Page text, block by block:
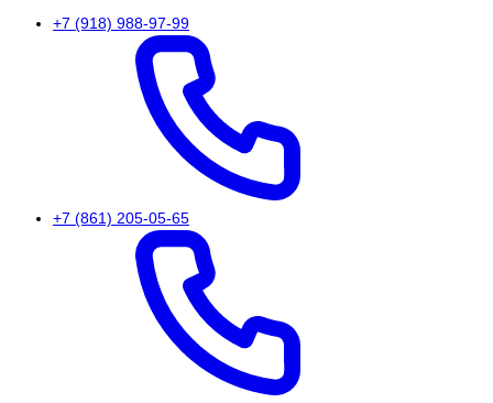
+7 (918) 988-97-99
+7 (861) 205-05-65